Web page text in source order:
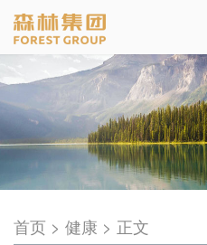
首页 > 健康 > 正文